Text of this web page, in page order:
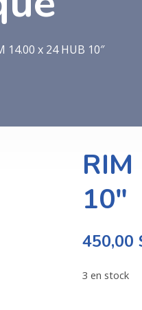
14.00 x 24 HUB 10″
10″
450,00
3 en stock